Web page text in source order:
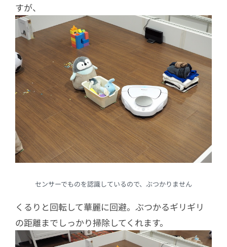
すが、
センサーでものを認識しているので、ぶつかりません
くるりと回転して華麗に回避。ぶつかるギリギリ
の距離までしっかり掃除してくれます。